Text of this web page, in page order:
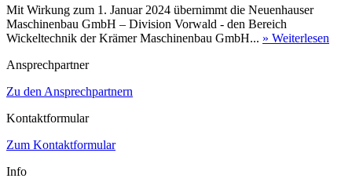
Mit Wirkung zum 1. Januar 2024 übernimmt die Neuenhauser
Maschinenbau GmbH – Division Vorwald - den Bereich
Wickeltechnik der Krämer Maschinenbau GmbH... » Weiterlesen
Ansprechpartner
Zu den Ansprechpartnern
Kontaktformular
Zum Kontaktformular
Info